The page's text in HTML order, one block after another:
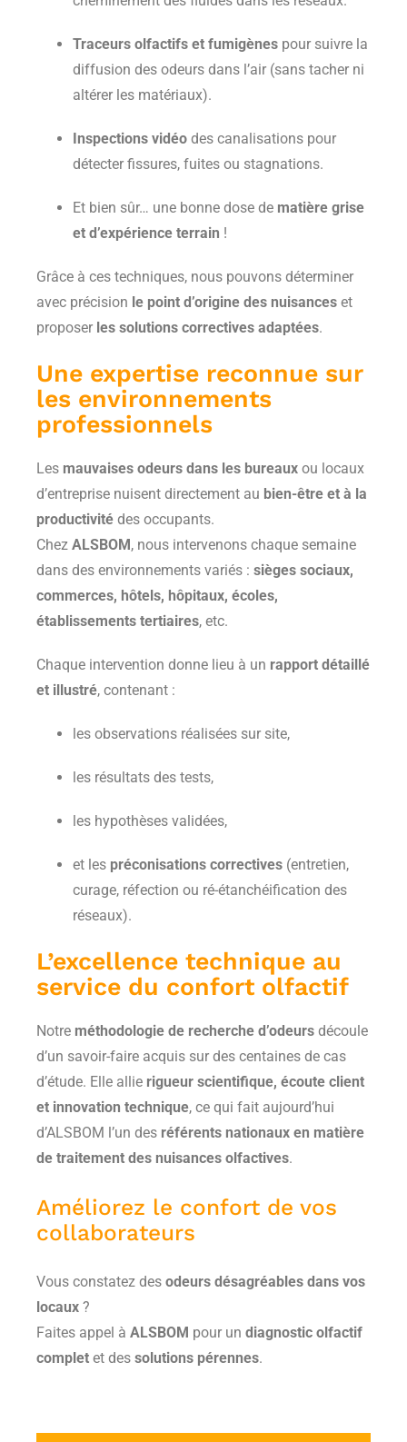
Traceurs olfactifs et fumigènes pour suivre la
diffusion des odeurs dans l’air (sans tacher ni
altérer les matériaux).
Inspections vidéo des canalisations pour
détecter fissures, fuites ou stagnations.
Et bien sûr… une bonne dose de matière grise
et d’expérience terrain !
Grâce à ces techniques, nous pouvons déterminer
avec précision le point d’origine des nuisances et
proposer les solutions correctives adaptées.
Une expertise reconnue sur
les environnements
professionnels
Les mauvaises odeurs dans les bureaux ou locaux
d’entreprise nuisent directement au bien-être et à la
productivité des occupants.
Chez ALS­BOM , nous intervenons chaque semaine
dans des environnements variés : sièges sociaux,
commerces, hôtels, hôpitaux, écoles,
établissements tertiaires, etc.
Chaque intervention donne lieu à un rapport détaillé
et illustré, contenant :
les observations réalisées sur site,
les résultats des tests,
les hypothèses validées,
et les préconisations correctives (entretien,
curage, réfection ou ré-étanchéification des
réseaux).
L’excellence technique au
service du confort olfactif
Notre méthodologie de recherche d’odeurs découle
d’un savoir-faire acquis sur des centaines de cas
d’étude. Elle allie rigueur scientifique, écoute client
et innovation technique, ce qui fait aujourd’hui
d’ALS­BOM l’un des référents nationaux en matière
de traitement des nuisances olfactives.
Améliorez le confort de vos
collaborateurs
Vous constatez des odeurs désagréables dans vos
locaux ?
Faites appel à ALS­BOM pour un diagnostic olfactif
complet et des solutions pérennes.